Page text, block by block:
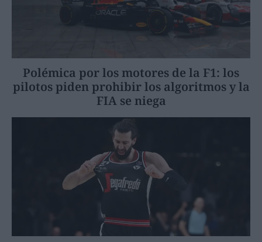
Polémica por los motores de la F1: los
pilotos piden prohibir los algoritmos y la
FIA se niega